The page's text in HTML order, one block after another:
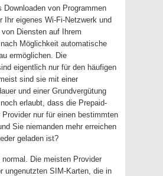
Downloaden von Programmen
Ihr eigenes Wi-Fi-Netzwerk und
Diensten auf Ihrem
Möglichkeit automatische
ermöglichen. Die
eigentlich nur für den häufigen
sind sie mit einer
und einer Grundvergütung
erlaubt, dass die Prepaid-
Provider nur für einen bestimmten
Sie niemanden mehr erreichen
geladen ist?
Die meisten Provider
ungenutzten SIM-Karten, die in